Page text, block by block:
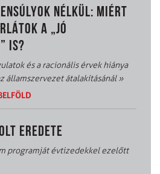
NÉLKÜL: MIÉRT
A „JÓ
IS?
és a racionális érvek hiánya
államszervezet átalakításánál»
EREDETE
programját évtizedekkel ezelőtt